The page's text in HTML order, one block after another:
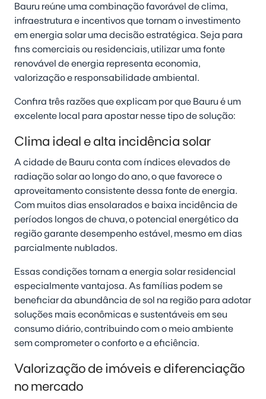
Bauru reúne uma combinação favorável de clima,
infraestrutura e incentivos que tornam o investimento
em energia solar uma decisão estratégica. Seja para
fins comerciais ou residenciais, utilizar uma fonte
renovável de energia representa economia,
valorização e responsabilidade ambiental.
Confira três razões que explicam por que Bauru é um
excelente local para apostar nesse tipo de solução:
Clima ideal e alta incidência solar
A cidade de Bauru conta com índices elevados de
radiação solar ao longo do ano, o que favorece o
aproveitamento consistente dessa fonte de energia.
Com muitos dias ensolarados e baixa incidência de
períodos longos de chuva, o potencial energético da
região garante desempenho estável, mesmo em dias
parcialmente nublados.
Essas condições tornam a energia solar residencial
especialmente vantajosa. As famílias podem se
beneficiar da abundância de sol na região para adotar
soluções mais econômicas e sustentáveis em seu
consumo diário, contribuindo com o meio ambiente
sem comprometer o conforto e a eficiência.
Valorização de imóveis e diferenciação
no mercado